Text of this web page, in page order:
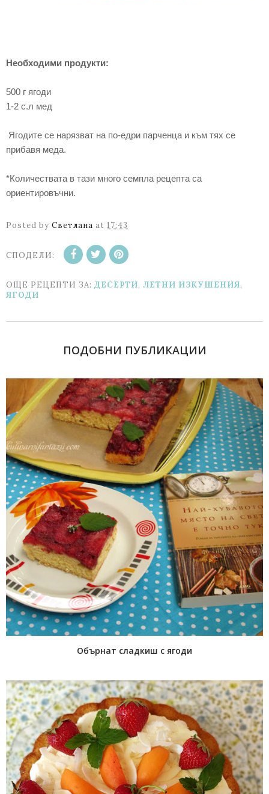
Необходими продукти:
500 г ягоди
1-2 с.л мед
Ягодите се нарязват на по-едри парченца и към тях се
прибавя меда.
*Количествата в тази много семпла рецепта са
ориентировъчни.
Posted by Светлана at 17:43
СПОДЕЛИ:
ОЩЕ РЕЦЕПТИ ЗА: ДЕСЕРТИ, ЛЕТНИ ИЗКУШЕНИЯ,
ЯГОДИ
ПОДОБНИ ПУБЛИКАЦИИ
Обърнат сладкиш с ягоди